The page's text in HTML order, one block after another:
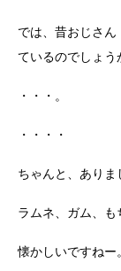
では、昔おじさ
ているのでしょう
・・・。
・・・・
ちゃんと、ありま
ラムネ、ガム、も
懐かしいですねー。